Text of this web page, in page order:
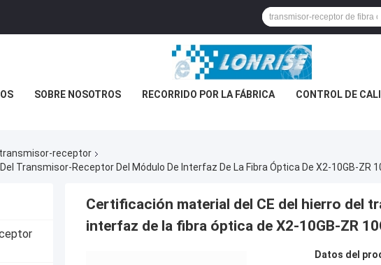
SOBRE NOSOTROS RECORRIDO POR LA FÁBRICA CONTROL DE
receptor
Transmisor-Receptor Del Módulo De Interfaz De La Fibra Óptica De X2-10GB-ZR
Certificación material del CE del hierro del
interfaz de la fibra óptica de X2-10GB-ZR
Datos del